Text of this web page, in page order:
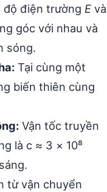
độ điện trường E và
góc với nhau và
sóng.
Tại cùng một
biến thiên cùng
Vận tốc truyền
là c ≈ 3 × 10⁸
từ vận chuyển